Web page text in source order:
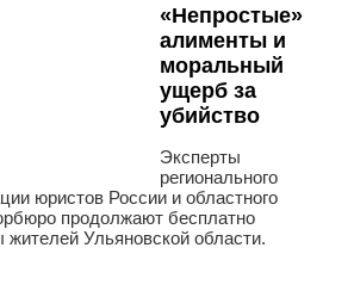
«Непростые»
алименты и
моральный
ущерб за
убийство
Эксперты
регионального
юристов России и областного
продолжают бесплатно
Ульяновской области.